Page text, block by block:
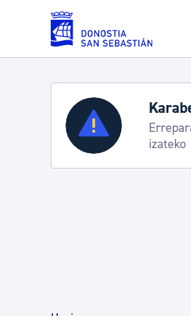
Eduki nagusira joan
Zerbitzuak
Errolda eta gai